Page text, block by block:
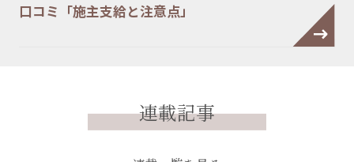
口コミ「施主支給と注意点」
連載記事